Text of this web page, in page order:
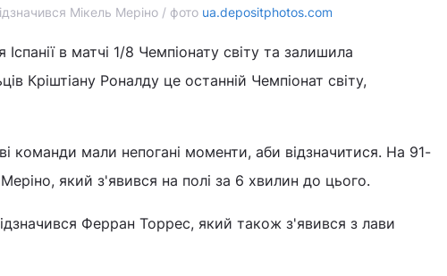
Мікель Меріно / фото ua.depositphotos.com
в матчі 1/8 Чемпіонату світу та залишила
Кріштіану Роналду це останній Чемпіонат світу,
команди мали непогані моменти, аби відзначитися. На 91-
який з'явився на полі за 6 хвилин до цього.
Ферран Торрес, який також з'явився з лави